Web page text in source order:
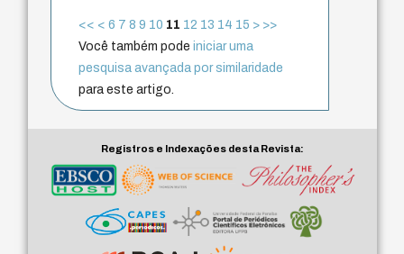
<< < 6 7 8 9 10 11 12 13 14 15 > >>
Você também podeiniciar uma
pesquisa avançada por similaridade
para este artigo.
Registros e Indexações desta Revista: